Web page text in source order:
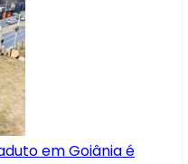
em Goiânia é